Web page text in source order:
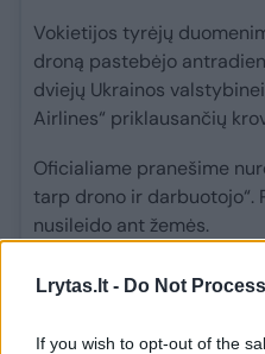
Lrytas.lt - Do Not
If you wish to opt-out of the
Vokietijos tyrėjų
droną pastebėjo
dviejų Ukrainos
Airlines“ priklausančių
Oficialiame pranešime
tarp drono ir darbuotojo“.
nusileido ant žemės.
Pasak leidinio „Bild“,
sugriebė žemai kybojusį
metu nežinojo, kad